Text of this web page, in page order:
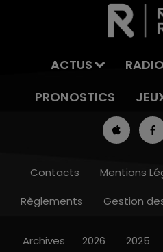
7h00 - 10h00
ACTUS RADIO
PRONOSTICS
Contacts Mentions
Règlements
Gestion
Archives 2026 2025